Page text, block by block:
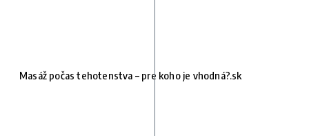
Masáž počas tehotenstva – pre koho je vhodná?.sk